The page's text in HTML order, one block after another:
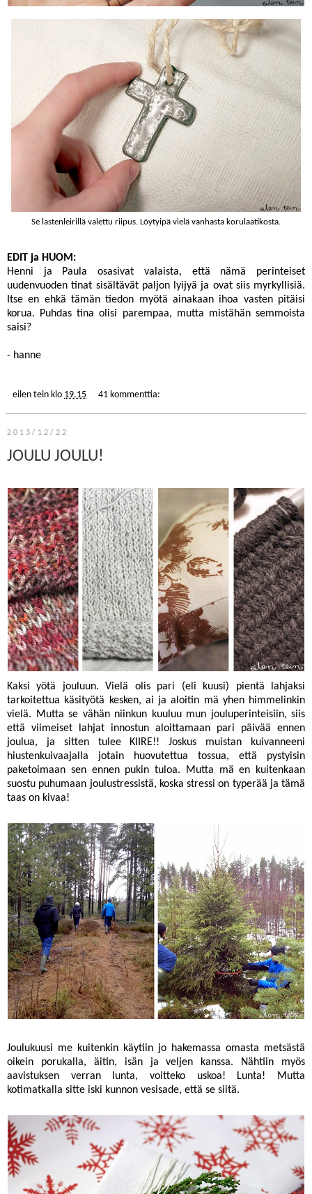
Se lastenleirillä valettu riipus. Löytyipä vielä vanhasta korulaatikosta.
EDIT ja HUOM:
Henni ja Paulaosasivat valaista, että nämä perinteiset
uudenvuoden tinat sisältävät paljon lyijyä ja ovat siis myrkyllisiä.
Itse en ehkä tämän tiedon myötä ainakaan ihoa vasten pitäisi
korua. Puhdas tina olisi parempaa, mutta mistähän semmoista
saisi?
- hanne
eilen tein klo 19.15 41 kommenttia:
2013/12/22
JOULU JOULU!
Kaksi yötä jouluun. Vielä olis pari (eli kuusi) pientä lahjaksi
tarkoitettua käsityötä kesken, ai ja aloitin mä yhen himmelinkin
vielä. Mutta se vähän niinkun kuuluu mun jouluperinteisiin, siis
että viimeiset lahjat innostun aloittamaan pari päivää ennen
joulua, ja sitten tulee KIIRE!! Joskus muistan kuivanneeni
hiustenkuivaajalla jotain huovutettua tossua, että pystyisin
paketoimaan sen ennen pukin tuloa. Mutta mä en kuitenkaan
suostu puhumaan joulustressistä, koska stressi on typerää ja tämä
taas on kivaa!
Joulukuusi me kuitenkin käytiin jo hakemassa omasta metsästä
oikein porukalla, äitin, isän ja veljen kanssa. Nähtiin myös
aavistuksen verran lunta, voitteko uskoa! Lunta! Mutta
kotimatkalla sitte iski kunnon vesisade, että se siitä.